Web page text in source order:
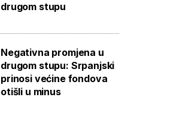
drugom stupu
Negativna promjena u
drugom stupu: Srpanjski
prinosi većine fondova
otišli u minus